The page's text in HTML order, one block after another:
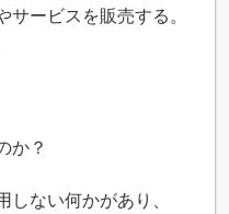
サービスを販売する。
か？
しない何かがあり、